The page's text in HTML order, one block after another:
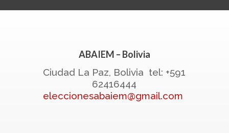
ABAIEM – Bolivia
Ciudad La Paz, Bolivia tel: +591
62416444
eleccionesabaiem@gmail.com